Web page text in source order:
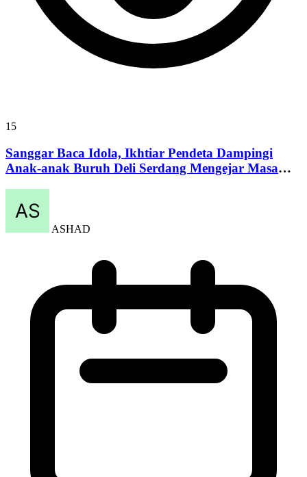
15
Sanggar Baca Idola, Ikhtiar Pendeta Dampingi
Anak-anak Buruh Deli Serdang Mengejar Masa
ASHAD